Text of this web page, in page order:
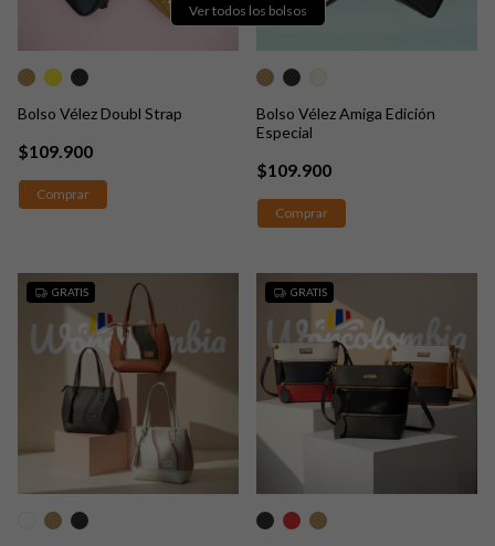
Ver todos los bolsos
Bolso Vélez Doubl Strap
$109.900
Comprar
Bolso Vélez Amiga Edición
Especial
$109.900
Comprar
GRATIS GRATIS